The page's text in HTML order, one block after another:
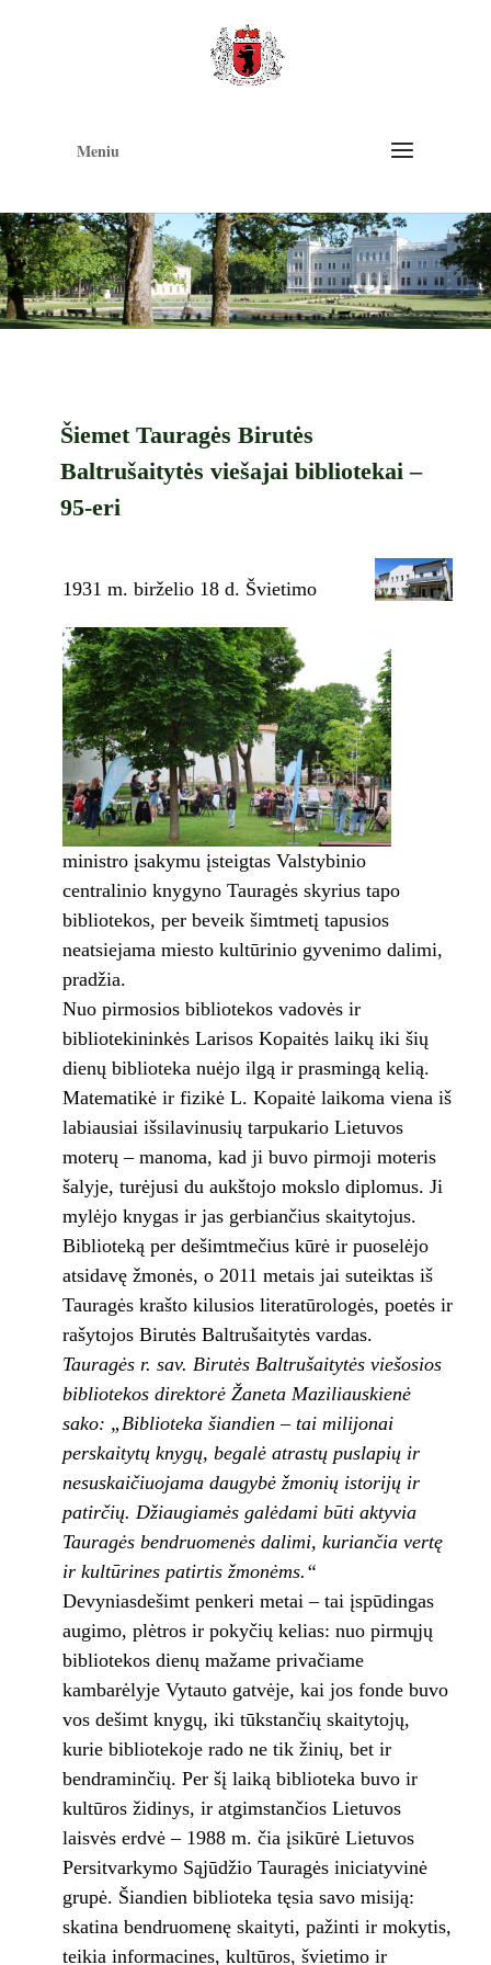
Meniu
Šiemet Tauragės Birutės
Baltrušaitytės viešajai bibliotekai –
95-eri
1931 m. birželio 18 d. Švietimo
ministro įsakymu įsteigtas Valstybinio
centralinio knygyno Tauragės skyrius tapo
bibliotekos, per beveik šimtmetį tapusios
neatsiejama miesto kultūrinio gyvenimo dalimi,
pradžia.
Nuo pirmosios bibliotekos vadovės ir
bibliotekininkės Larisos Kopaitės laikų iki šių
dienų biblioteka nuėjo ilgą ir prasmingą kelią.
Matematikė ir fizikė L. Kopaitė laikoma viena iš
labiausiai išsilavinusių tarpukario Lietuvos
moterų – manoma, kad ji buvo pirmoji moteris
šalyje, turėjusi du aukštojo mokslo diplomus. Ji
mylėjo knygas ir jas gerbiančius skaitytojus.
Biblioteką per dešimtmečius kūrė ir puoselėjo
atsidavę žmonės, o 2011 metais jai suteiktas iš
Tauragės krašto kilusios literatūrologės, poetės ir
rašytojos Birutės Baltrušaitytės vardas.
Tauragės r. sav. Birutės Baltrušaitytės viešosios
bibliotekos direktorė Žaneta Maziliauskienė
sako: „Biblioteka šiandien – tai milijonai
perskaitytų knygų, begalė atrastų puslapių ir
nesuskaičiuojama daugybė žmonių istorijų ir
patirčių. Džiaugiamės galėdami būti aktyvia
Tauragės bendruomenės dalimi, kuriančia vertę
ir kultūrines patirtis žmonėms.“
Devyniasdešimt penkeri metai – tai įspūdingas
augimo, plėtros ir pokyčių kelias: nuo pirmųjų
bibliotekos dienų mažame privačiame
kambarėlyje Vytauto gatvėje, kai jos fonde buvo
vos dešimt knygų, iki tūkstančių skaitytojų,
kurie bibliotekoje rado ne tik žinių, bet ir
bendraminčių. Per šį laiką biblioteka buvo ir
kultūros židinys, ir atgimstančios Lietuvos
laisvės erdvė – 1988 m. čia įsikūrė Lietuvos
Persitvarkymo Sąjūdžio Tauragės iniciatyvinė
grupė. Šiandien biblioteka tęsia savo misiją:
skatina bendruomenę skaityti, pažinti ir mokytis,
teikia informacines, kultūros, švietimo ir